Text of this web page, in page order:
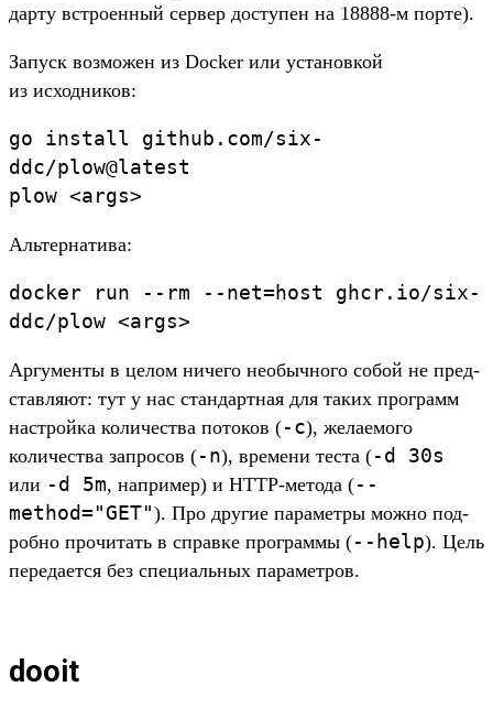
дарту встро­енный сер­вер дос­тупен на 18888-м пор­те).
За­пуск воз­можен из Docker или уста­нов­кой
из исходни­ков:
go install github. com/six-
ddc/plow@latest
plow <args>
Аль­тер­натива:
docker run --rm --net=host ghcr. io/six-
ddc/plow <args>
Ар­гумен­ты в целом ничего необыч­ного собой не пред­
став­ляют: тут у нас стан­дар­тная для таких прог­рамм
нас­трой­ка количес­тва потоков (-c), жела­емо­го
количес­тва зап­росов (-n), вре­мени тес­та (-d 30s
или -d 5m, нап­ример) и HTTP-метода (--
method="GET"). Про дру­гие парамет­ры мож­но под­
робно про­читать в справ­ке прог­раммы (--help). Цель
переда­ется без спе­циаль­ных парамет­ров.
dooit